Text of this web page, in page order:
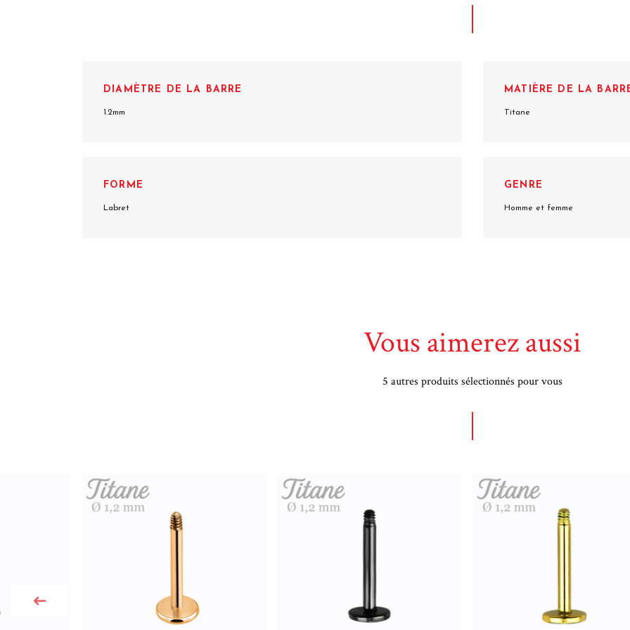
DIAMÈTRE DE LA BARRE
1.2mm
MATIÈRE DE LA
Titane
FORME
Labret
GENRE
Homme et femme
Vous aimerez aussi
5 autres produits sélectionnés pour vous